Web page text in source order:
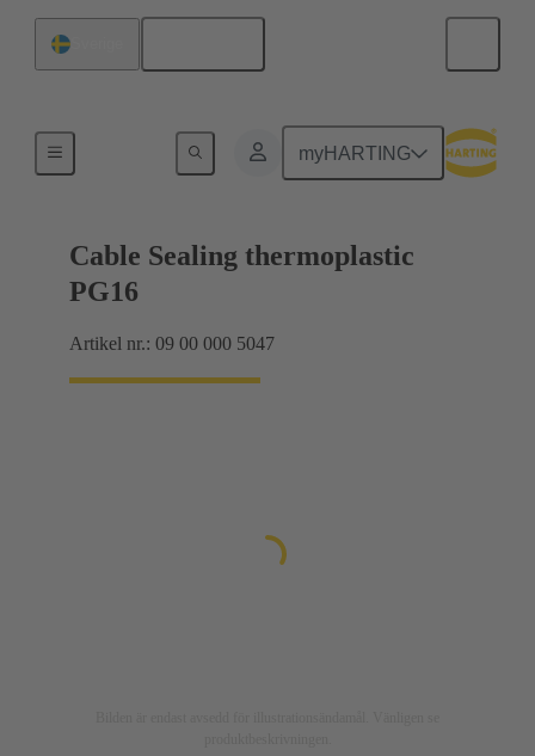
myHARTING
Kabelförskruvningar
Cable Sealing thermoplastic
PG16
Artikel nr.: 09 00 000 5047